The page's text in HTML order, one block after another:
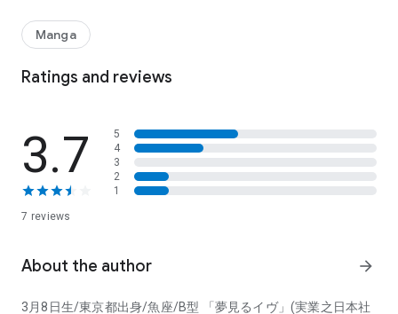
Manga
Ratings and reviews
3.7
7 reviews
5
4
3
2
1
About the author arrow_forward
3月8日生/東京都出身/魚座/B型 「夢見るイヴ」(実業之日本社